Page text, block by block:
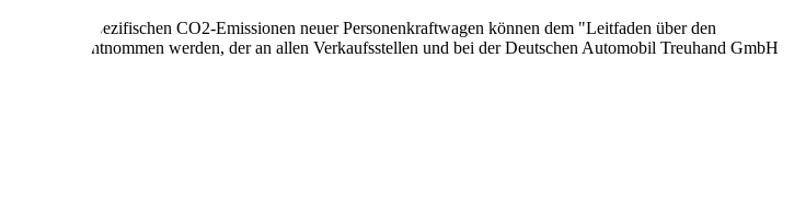
offiziellen spezifischen CO2-Emissionen neuer Personenkraftwagen können dem "Leitfaden über den
entnommen werden, der an allen Verkaufsstellen und bei der Deutschen Automobil Treuhand GmbH